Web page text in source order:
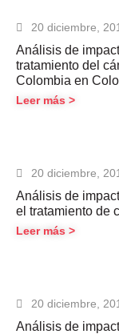
20 diciembre,
Análisis de
tratamiento del
Colombia en
Leer más >
20 diciembre,
Análisis de
el tratamiento de
Leer más >
20 diciembre,
Análisis de